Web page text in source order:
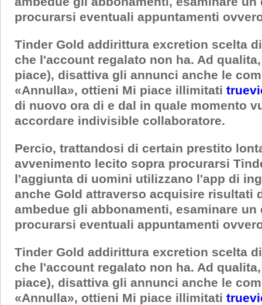
procurarsi eventuali appuntamenti
Tinder Gold addirittura excretion scelta
che l'account regalato non ha. Ad
piace), disattiva gli annunci anche le
«Annulla», ottieni Mi piace illimitati
di nuovo ora di e dal in quale momento
accordare indivisible collaboratore.
Percio, trattandosi di certain prestito
avvenimento lecito sopra procurarsi
l'aggiunta di uomini utilizzano l'app di
anche Gold attraverso acquisire
ambedue gli abbonamenti, esaminare
procurarsi eventuali appuntamenti
Tinder Gold addirittura excretion scelta
che l'account regalato non ha. Ad
piace), disattiva gli annunci anche le
«Annulla», ottieni Mi piace illimitati